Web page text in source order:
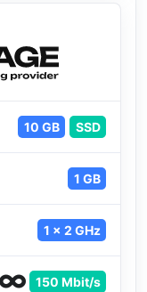
10 GB SSD
1 GB
1 x 2 GHz
150 Mbit/s